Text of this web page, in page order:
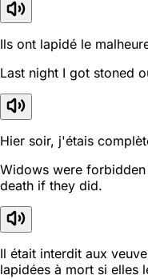
Ils ont lapidé le
Last night I got stoned
Hier soir, j'étais
Widows were
death if they did.
Il était interdit aux
lapidées à mort si elles